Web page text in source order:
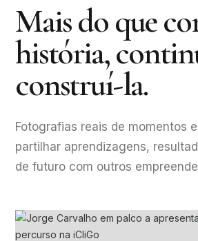
Mais do que
história,
construí-la.
Fotografias reais de momentos
partilhar aprendizagens,
de futuro com outros